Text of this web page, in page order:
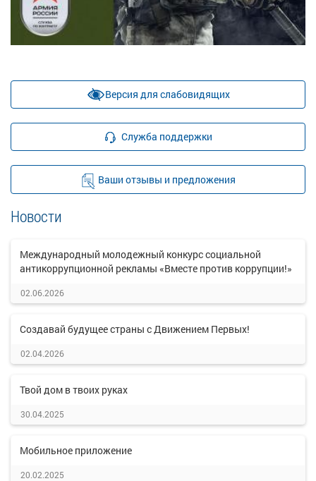
Версия для слабовидящих
Служба поддержки
Ваши отзывы и предложения
Новости
Международный молодежный конкурс социальной
антикоррупционной рекламы «Вместе против коррупции!»
02.06.2026
Создавай будущее страны с Движением Первых!
02.04.2026
Твой дом в твоих руках
30.04.2025
Мобильное приложение
20.02.2025